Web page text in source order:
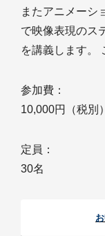
またアニメーシ
で映像表現のス
を講義します。
参加費：
10,000円（税別）
定員：
30名